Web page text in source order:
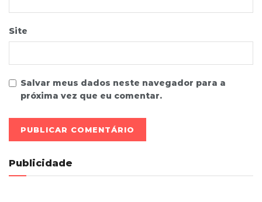
Site
Salvar meus dados neste navegador para a
próxima vez que eu comentar.
Publicidade